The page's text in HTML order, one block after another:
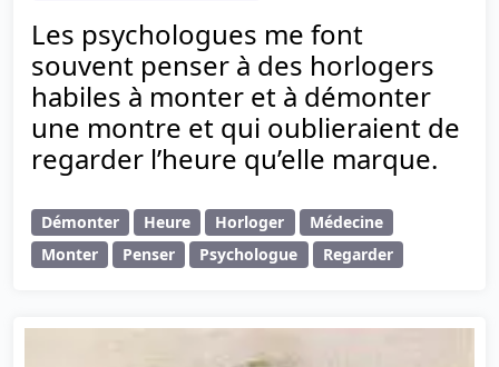
Les psychologues me font
souvent penser à des horlogers
habiles à monter et à démonter
une montre et qui oublieraient de
regarder l’heure qu’elle marque.
Démonter Heure Horloger
Médecine
Monter
Penser Psychologue Regarder